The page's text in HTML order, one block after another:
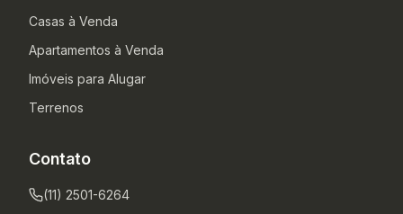
Casas à Venda
Apartamentos à Venda
Imóveis para Alugar
Terrenos
Contato
(11) 2501-6264